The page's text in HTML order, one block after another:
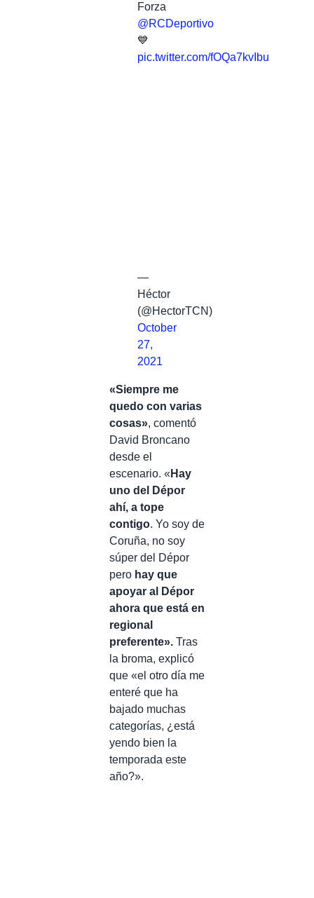
Forza
@RCDeportivo
💙
pic.twitter.com/fOQa7kvIbu
—
Héctor
(@HectorTCN)
October
27,
2021
«Siempre me
quedo con varias
cosas», comentó
David Broncano
desde el
escenario. « Hay
uno del Dépor
ahí, a tope
contigo. Yo soy de
Coruña, no soy
súper del Dépor
pero hay que
apoyar al Dépor
ahora que está en
regional
preferente». Tras
la broma, explicó
que «el otro día me
enteré que ha
bajado muchas
categorías, ¿está
yendo bien la
temporada este
año?».